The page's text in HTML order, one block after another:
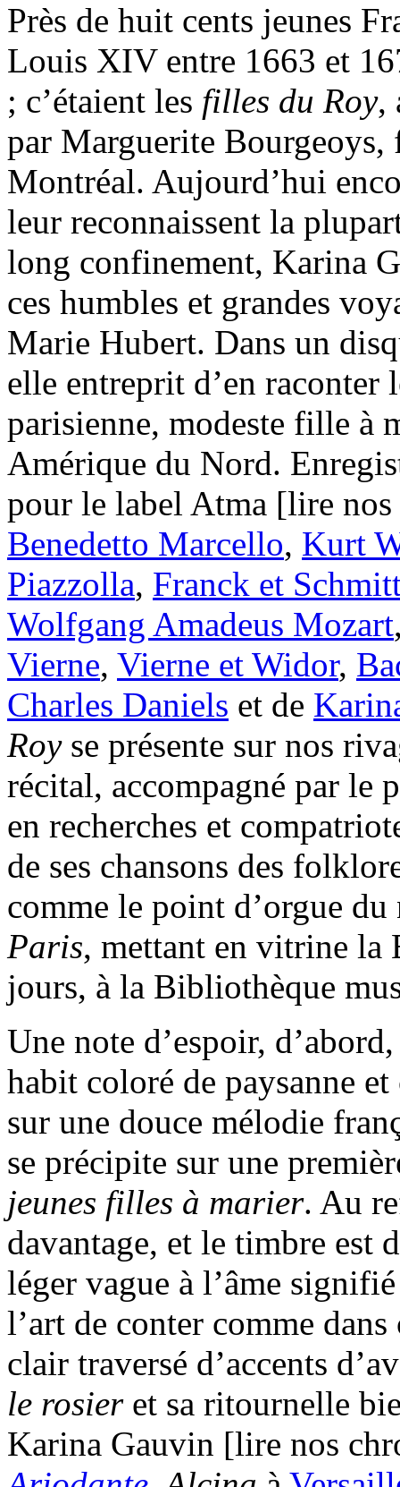
Près de huit cents jeunes
Louis XIV entre 1663 et
; c’étaient les filles du Roy,
par Marguerite Bourgeoys,
Montréal. Aujourd’hui
leur reconnaissent la
long confinement, Karina
ces humbles et grandes
Marie Hubert. Dans un
elle entreprit d’en raconter
parisienne, modeste fille à
Amérique du Nord.
pour le label Atma [lire nos
Benedetto Marcello, Kurt
Piazzolla, Franck et
Wolfgang Amadeus Mozart
Vierne, Vierne et Widor,
Charles Daniels et de
Royse présente sur nos
récital, accompagné par le
en recherches et
de ses chansons des
comme le point d’orgue
Paris, mettant en vitrine la
jours, à la Bibliothèque
Une note d’espoir,
habit coloré de paysanne
sur une douce mélodie
se précipite sur une
jeunes filles à marier. Au
davantage, et le timbre est
léger vague à l’âme
l’art de conter comme
clair traversé d’accents
le rosieret sa ritournelle
Karina Gauvin [lire nos